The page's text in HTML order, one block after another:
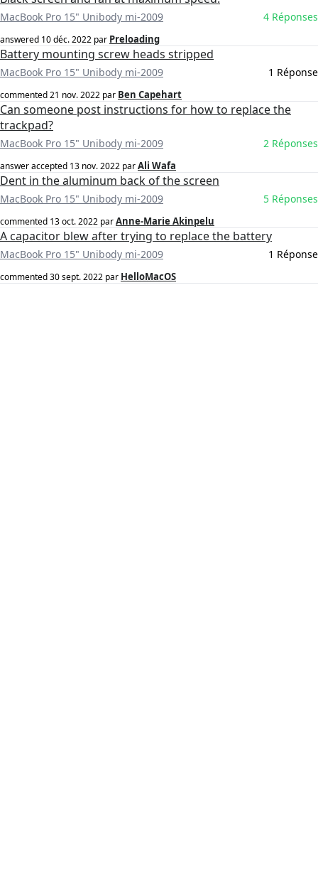
MacBook Pro 15" Unibody mi-2009 4 Réponses
answered 10 déc. 2022 par Preloading
Battery mounting screw heads stripped
MacBook Pro 15" Unibody mi-2009 1 Réponse
commented21 nov. 2022 par Ben Capehart
Can someone post instructions for how to replace the
trackpad?
MacBook Pro 15" Unibody mi-2009 2 Réponses
answer accepted 13 nov. 2022 parAli Wafa
Dent in the aluminum back of the screen
MacBook Pro 15" Unibody mi-2009 5 Réponses
commented 13 oct. 2022 parAnne-Marie Akinpelu
A capacitor blew after trying to replace the battery
MacBook Pro 15" Unibody mi-2009 1 Réponse
commented30 sept. 2022 par HelloMacOS